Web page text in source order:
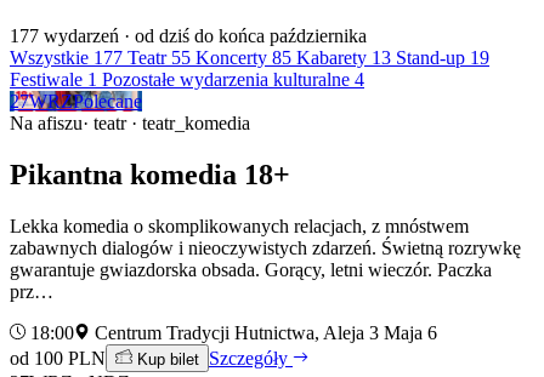
177 wydarzeń · od dziś do końca października
Wszystkie 177 Teatr 55 Koncerty 85 Kabarety 13 Stand-up 19
Festiwale 1 Pozostałe wydarzenia kulturalne 4
27WRZPolecane
Na afiszu· teatr · teatr_komedia
Pikantna komedia 18+
Lekka komedia o skomplikowanych relacjach, z mnóstwem
zabawnych dialogów i nieoczywistych zdarzeń. Świetną rozrywkę
gwarantuje gwiazdorska obsada. Gorący, letni wieczór. Paczka
prz…
18:00
Centrum Tradycji Hutnictwa, Aleja 3 Maja 6
od 100 PLN
Kup bilet Szczegóły